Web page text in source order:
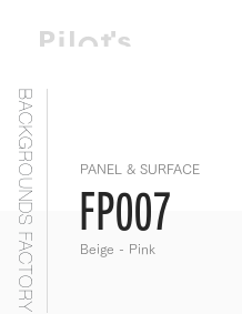
BACKGROUNDS FACTORY PANEL & SURFACE
FP007
Beige - Pink